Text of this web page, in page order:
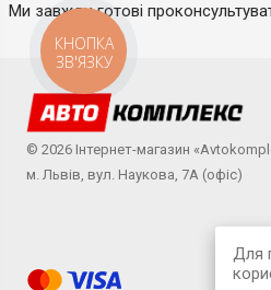
Ми завжди готові
© 2026 Інтернет-магазин
м. Львів, вул. Наукова, 7А (офіс)
Для
КНОПКА
ЗВ'ЯЗКУ